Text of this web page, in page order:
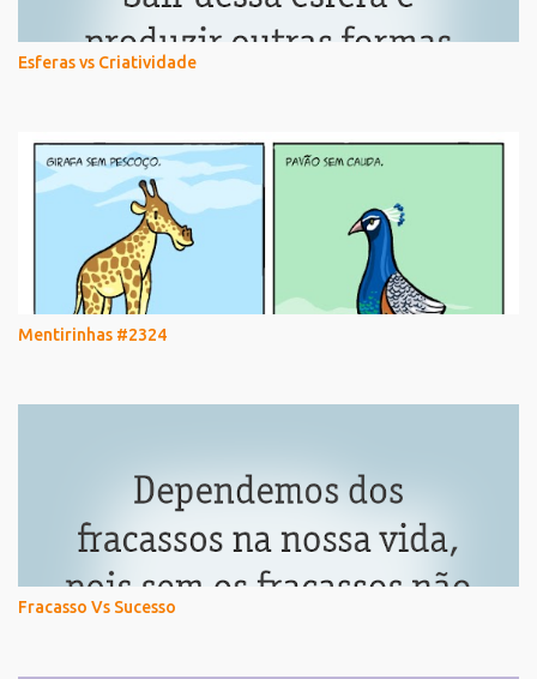
Esferas vs Criatividade
Mentirinhas #2324
Fracasso Vs Sucesso